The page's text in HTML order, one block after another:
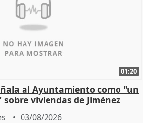
01:20
al Ayuntamiento como "un
viviendas de Jiménez
03/08/2026